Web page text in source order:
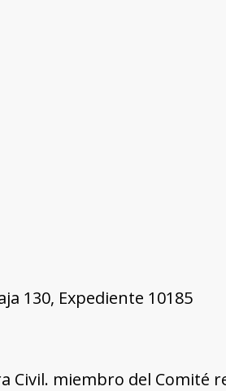
130, Expediente 10185
Civil. miembro del Comité